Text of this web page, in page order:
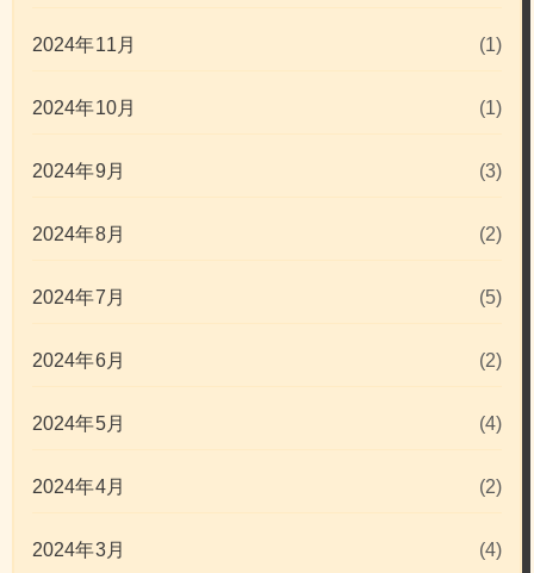
2024年11月 (1)
2024年10月 (1)
2024年9月 (3)
2024年8月 (2)
2024年7月 (5)
2024年6月 (2)
2024年5月 (4)
2024年4月 (2)
2024年3月 (4)